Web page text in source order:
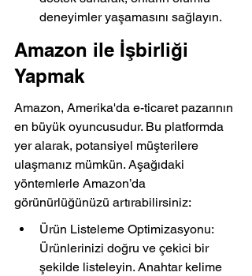
deneyimler yaşamasını sağlayın.
Amazon ile İşbirliği
Yapmak
Amazon, Amerika'da e-ticaret pazarının
en büyük oyuncusudur. Bu platformda
yer alarak, potansiyel müşterilere
ulaşmanız mümkün. Aşağıdaki
yöntemlerle Amazon’da
görünürlüğünüzü artırabilirsiniz:
Ürün Listeleme Optimizasyonu:
Ürünlerinizi doğru ve çekici bir
şekilde listeleyin. Anahtar kelime